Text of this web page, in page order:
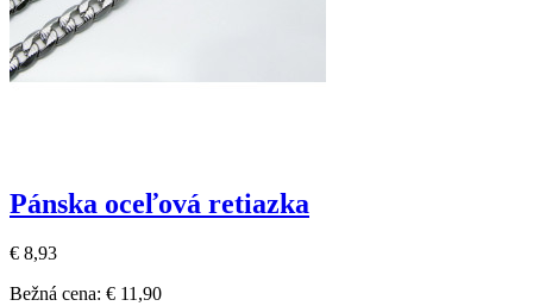
Pánska oceľová retiazka
€ 8,93
Bežná cena: € 11,90